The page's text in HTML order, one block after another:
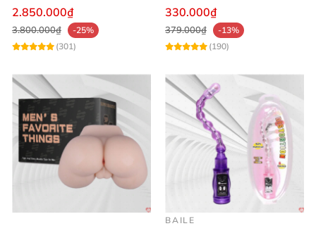
nhiệt đa điểm
2.850.000₫
3.800.000₫
-25%
(301)
Blade
330.000₫
379.000₫
-13%
(190)
BAILE